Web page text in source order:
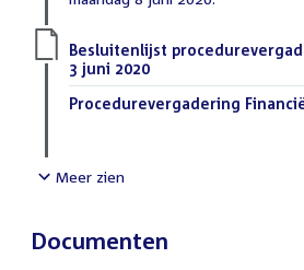
Download
bestand:
Besluitenlijst
3 juni 2020
Download
Procedurevergadering
Meer zien
Documenten